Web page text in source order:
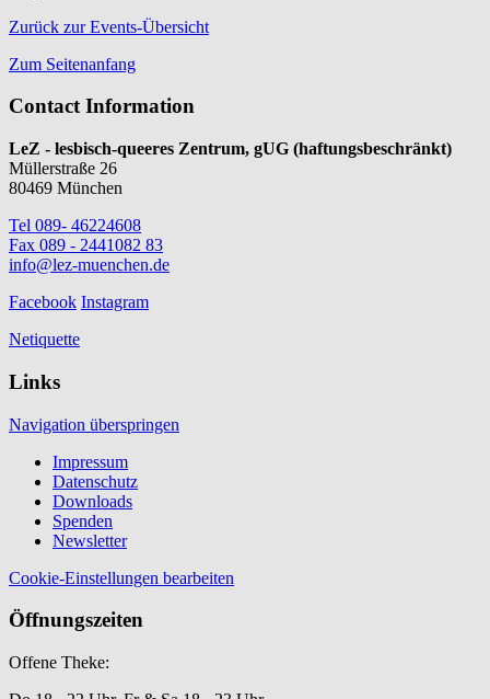
Zurück zur Events-Übersicht
Zum Seitenanfang
Contact Information
LeZ - lesbisch-queeres Zentrum, gUG (haftungsbeschränkt)
Müllerstraße 26
80469 München
Tel 089- 46224608
Fax 089 - 2441082 83
info@lez-muenchen.de
Facebook Instagram
Netiquette
Links
Navigation überspringen
Impressum
Datenschutz
Downloads
Spenden
Newsletter
Cookie-Einstellungen bearbeiten
Öffnungszeiten
Offene Theke: